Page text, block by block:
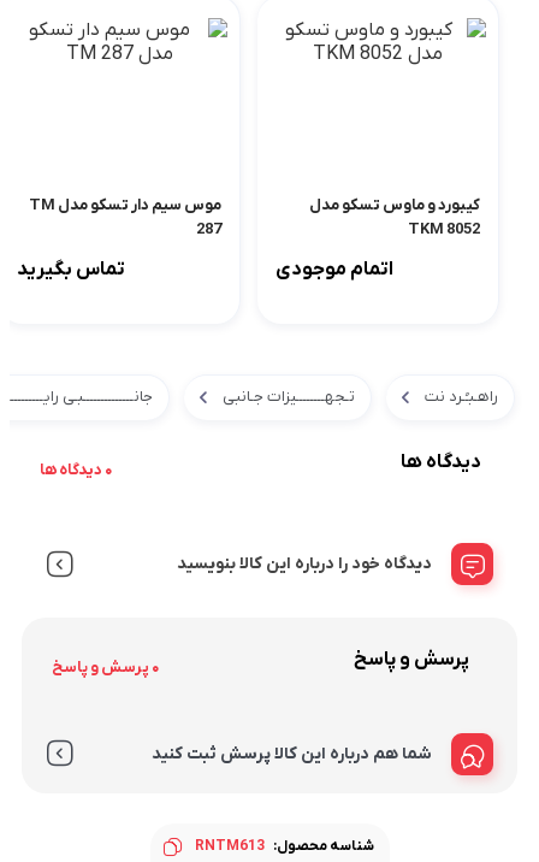
کیبورد و ماوس تسکو مدل
TKM 8052
اتمام موجودی
موس سیم دار تسکو مدل TM
287
تماس بگیرید
راهـبـُـرد نت تـجهــــــــیزات جـانبی جانــــــــــــــبـی
دیدگاه ها 0 دیدگاه ها
دیدگاه خود را درباره این کالا بنویسید
پرسش و پاسخ 0 پرسش و پاسخ
شما هم درباره این کالا پرسش ثبت کنید
شناسه محصول: RNTM613